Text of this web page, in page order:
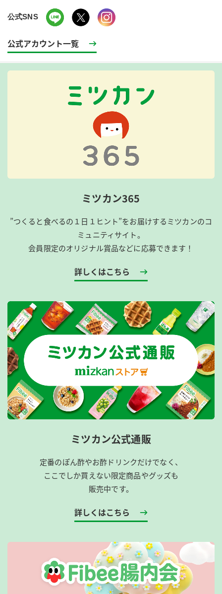
公式SNS
公式アカウント一覧
ミツカン365
”つくると食べるの１日１ヒント”をお届けするミツカンのコ
ミュニティサイト。
会員限定のオリジナル賞品などに応募できます！
詳しくはこちら
ミツカン公式通販
定番のぽん酢やお酢ドリンクだけでなく、
ここでしか買えない限定商品やグッズも
販売中です。
詳しくはこちら